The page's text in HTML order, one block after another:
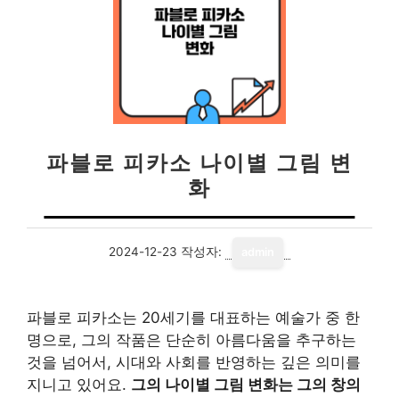
파블로 피카소 나이별 그림 변
화
2024-12-23 작성자:
파블로 피카소는 20세기를 대표하는 예술가 중 한
명으로, 그의 작품은 단순히 아름다움을 추구하는
것을 넘어서, 시대와 사회를 반영하는 깊은 의미를
지니고 있어요. 그의 나이별 그림 변화는 그의 창의